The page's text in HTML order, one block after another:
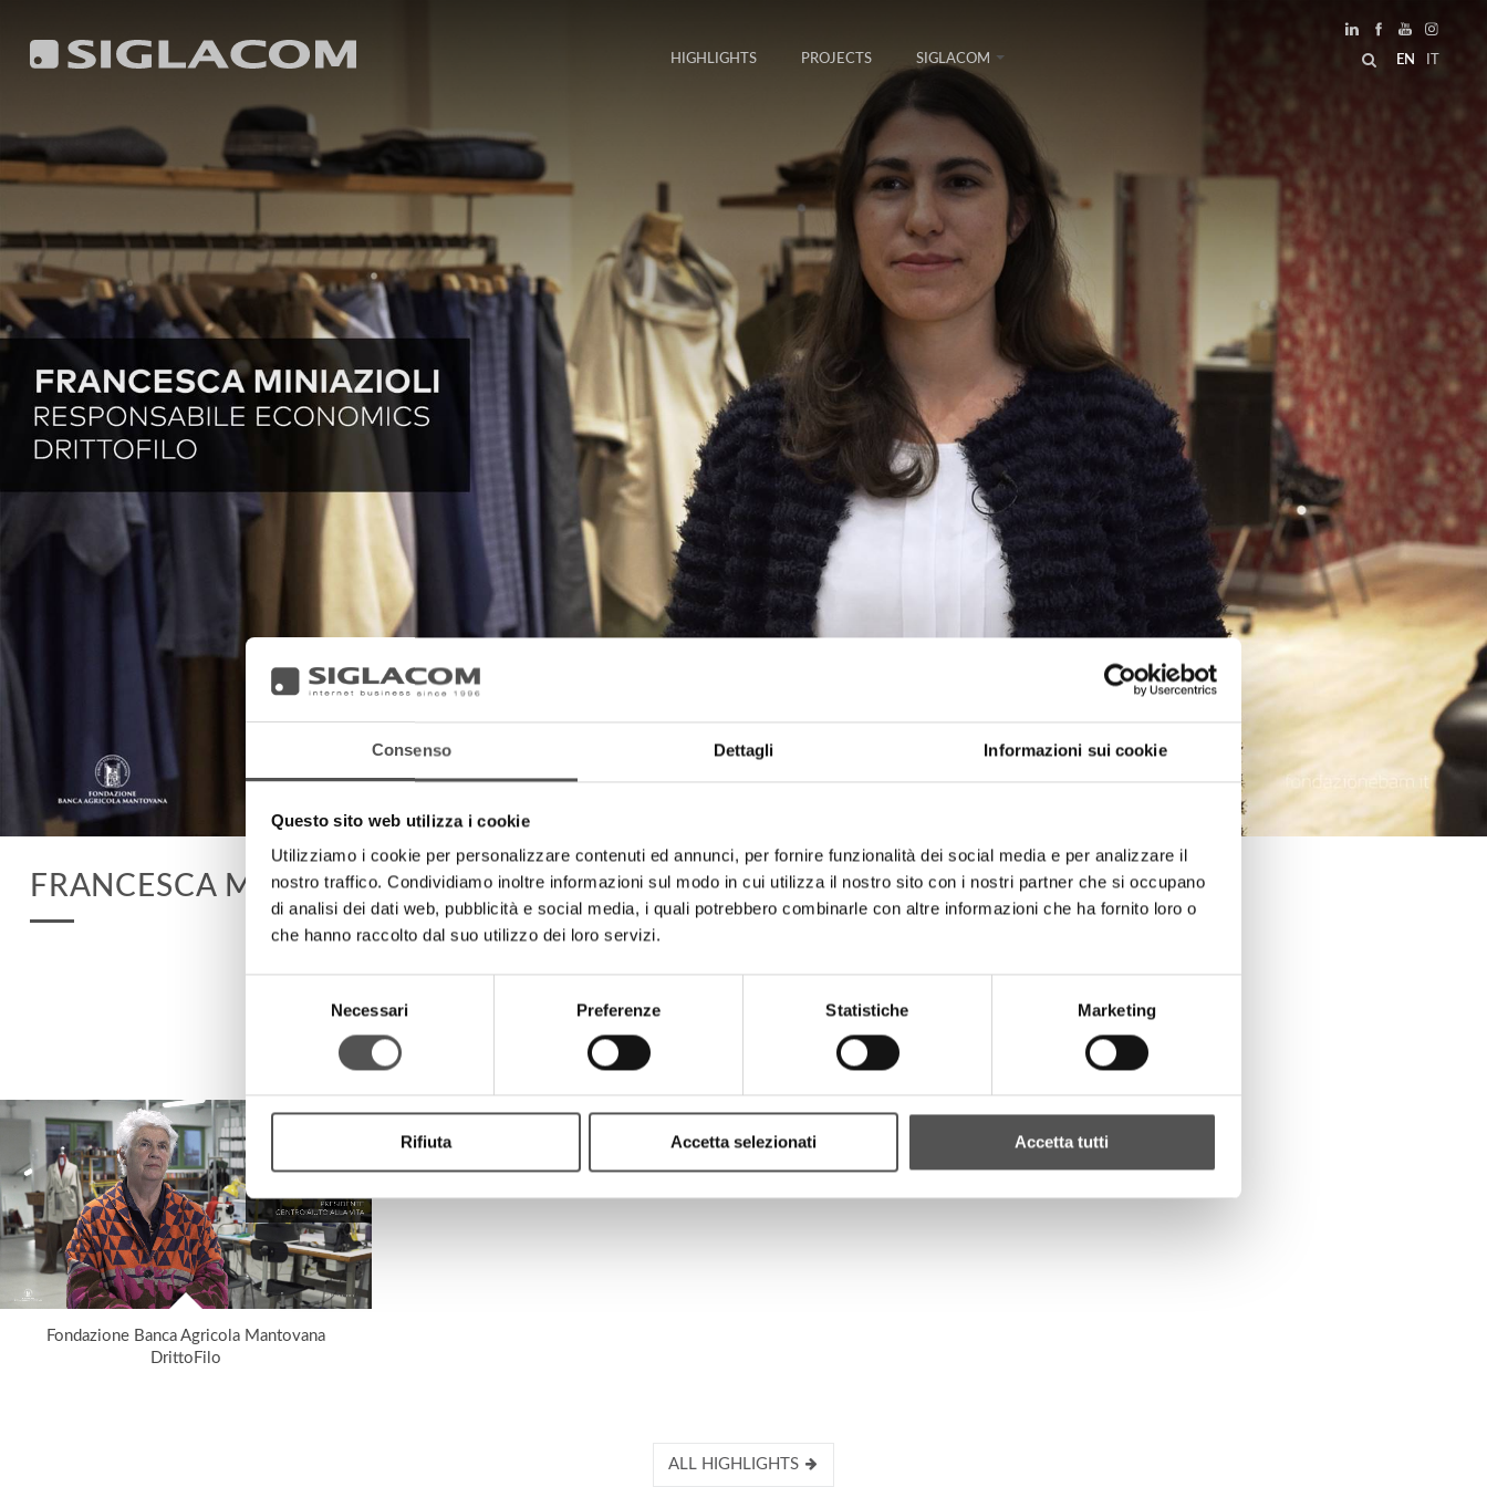
Consenso Dettagli Informazioni sui cookie
Questo sito web utilizza i cookie
Utilizziamo i cookie per personalizzare contenuti ed annunci, per fornire funzionalità dei social media e per analizzare il
nostro traffico. Condividiamo inoltre informazioni sul modo in cui utilizza il nostro sito con i nostri partner che si occupano
di analisi dei dati web, pubblicità e social media, i quali potrebbero combinarle con altre informazioni che ha fornito loro o
che hanno raccolto dal suo utilizzo dei loro servizi.
Necessari Preferenze Statistiche Marketing
Rifiuta Accetta selezionati Accetta tutti
EN
HIGHLIGHTS PROJECTS SIGLACOM
FRANCESCA MINIAZIOLI
HIGHLIGHTS
Fondazione Banca Agricola Mantovana
DrittoFilo
ALL HIGHLIGHTS